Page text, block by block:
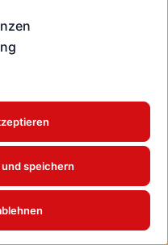
speichern